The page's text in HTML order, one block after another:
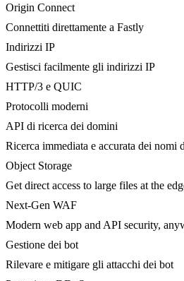
Origin Connect
Connettiti direttamente a Fastly
Indirizzi IP
Gestisci facilmente gli indirizzi IP
HTTP/3 e QUIC
Protocolli moderni
API di ricerca dei domini
Ricerca immediata e accurata dei nomi
Object Storage
Get direct access to large files at the
Next-Gen WAF
Modern web app and API security,
Gestione dei bot
Rilevare e mitigare gli attacchi dei bot